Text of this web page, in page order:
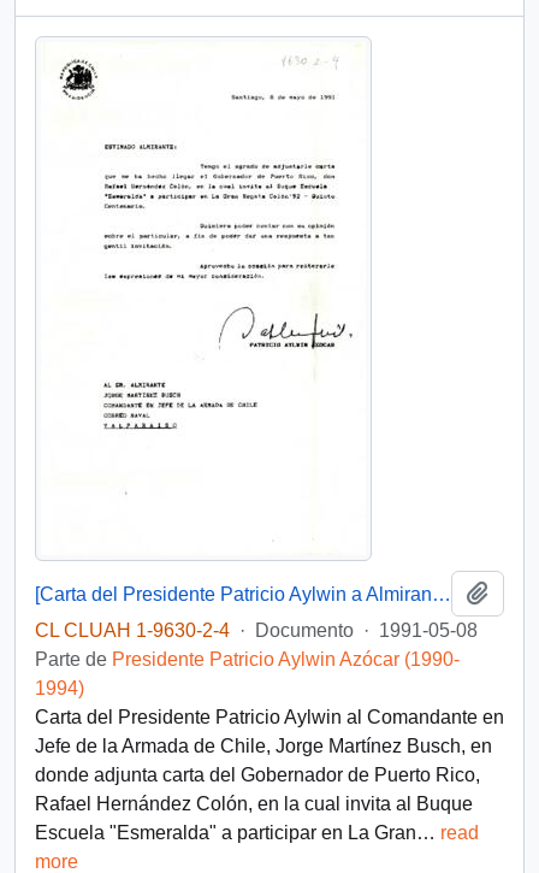
[Carta del Presidente Patricio Aylwin a Almirante Jorge Martínez Busch]
CL CLUAH 1-9630-2-4 · Documento · 1991-05-08
Parte de Presidente Patricio Aylwin Azócar (1990-
1994)
Carta del Presidente Patricio Aylwin al Comandante en
Jefe de la Armada de Chile, Jorge Martínez Busch, en
donde adjunta carta del Gobernador de Puerto Rico,
Rafael Hernández Colón, en la cual invita al Buque
Escuela "Esmeralda" a participar en La Gran… read
more